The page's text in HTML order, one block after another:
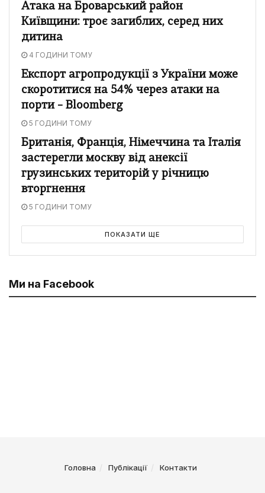
Атака на Броварський район
Київщини: троє загиблих, серед них
дитина
4 ГОДИНИ ТОМУ
Експорт агропродукції з України може
скоротитися на 54% через атаки на
порти – Bloomberg
5 ГОДИНИ ТОМУ
Британія, Франція, Німеччина та Італія
застерегли москву від анексії
грузинських територій у річницю
вторгнення
5 ГОДИНИ ТОМУ
ПОКАЗАТИ ЩЕ
Ми на Facebook
Головна Публікації Контакти